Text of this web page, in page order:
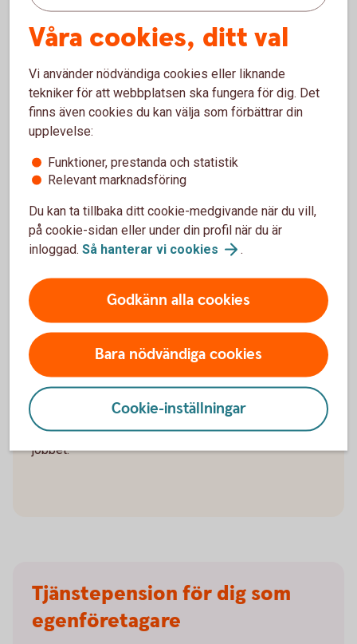
Måste arbetsgivaren godkänna att du
startar företag?
att starta eget. Därför är det klokt att prata med din
arbetsgivare tidigt.
Företagande räknas ofta som en bisyssla och kan
- konkurrerar med arbetsgivaren
- påverkar din arbetsprestation
- riskerar att skapa en intressekonflikt
Vad innebär det att vara
kombinatör?
Den som både har en anställning och driver eget
företag brukar kallas kombinatör. Många börjar så för
att stegvis bygga upp sitt företag vid sidan av
jobbet.
Tjänstepension för dig som
egenföretagare
Våra cookies, ditt val
Vi använder nödvändiga cookies eller liknande
tekniker för att webbplatsen ska fungera för dig. Det
finns även cookies du kan välja som förbättrar din
upplevelse:
Funktioner, prestanda och statistik
Relevant marknadsföring
Du kan ta tillbaka ditt cookie-medgivande när du vill,
på cookie-sidan eller under din profil när du är
inloggad. Så hanterar vi cookies .
Godkänn alla cookies
Bara nödvändiga cookies
Cookie-inställningar